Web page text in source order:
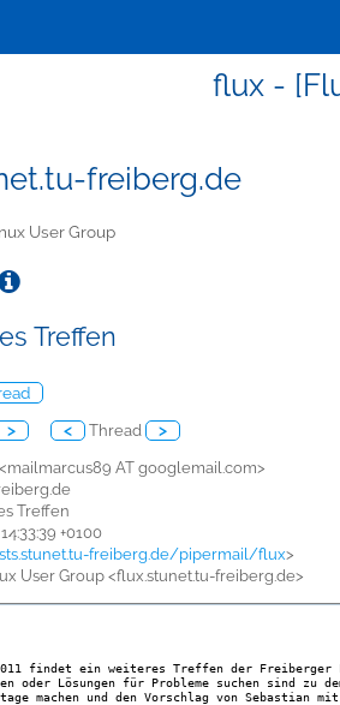
flux -
freiberg.de
User Group
Treffen
> < Thread >
AT googlemail.com>
Treffen
+0100
freiberg.de/pipermail/flux>
User Group <flux.stunet.tu-freiberg.de>
findet ein weiteres Treffen der
oder Lösungen für Probleme suchen sind
machen und den Vorschlag von Sebastian